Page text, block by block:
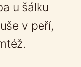
u šálku
v peří,